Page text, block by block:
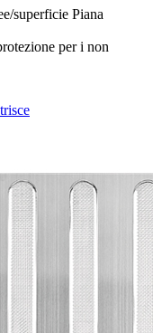
superficie Piana
per i non